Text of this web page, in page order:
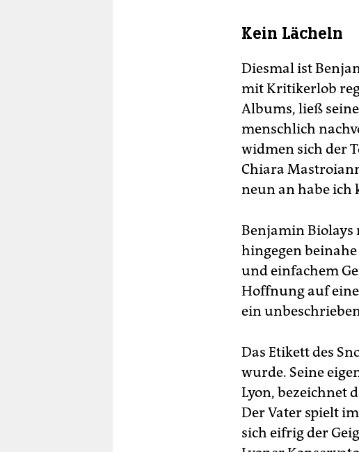
Kein Lächeln
Diesmal ist
mit Kritikerlob
Albums, ließ
menschlich
widmen sich der
Chiara
neun an habe ich
Benjamin Biolays
hingegen
und einfachem
Hoffnung auf
ein
Das Etikett des
wurde. Seine
Lyon, bezeichnet
Der Vater spielt
sich eifrig der